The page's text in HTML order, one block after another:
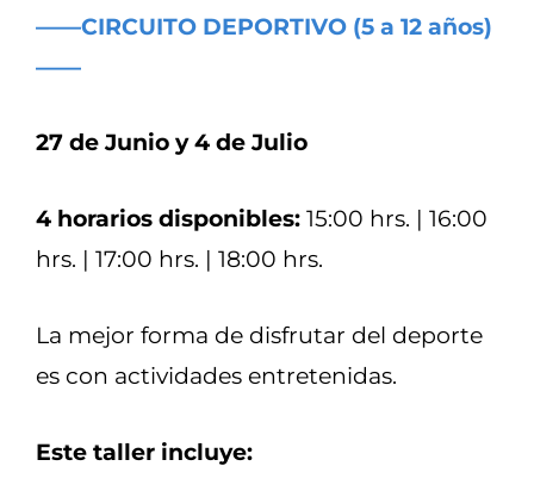
——CIRCUITO DEPORTIVO (5 a 12 años)
——
27 de Junio y 4 de Julio
4 horarios disponibles: 15:00 hrs. | 16:00
hrs. | 17:00 hrs. | 18:00 hrs.
La mejor forma de disfrutar del deporte
es con actividades entretenidas.
Este taller incluye: